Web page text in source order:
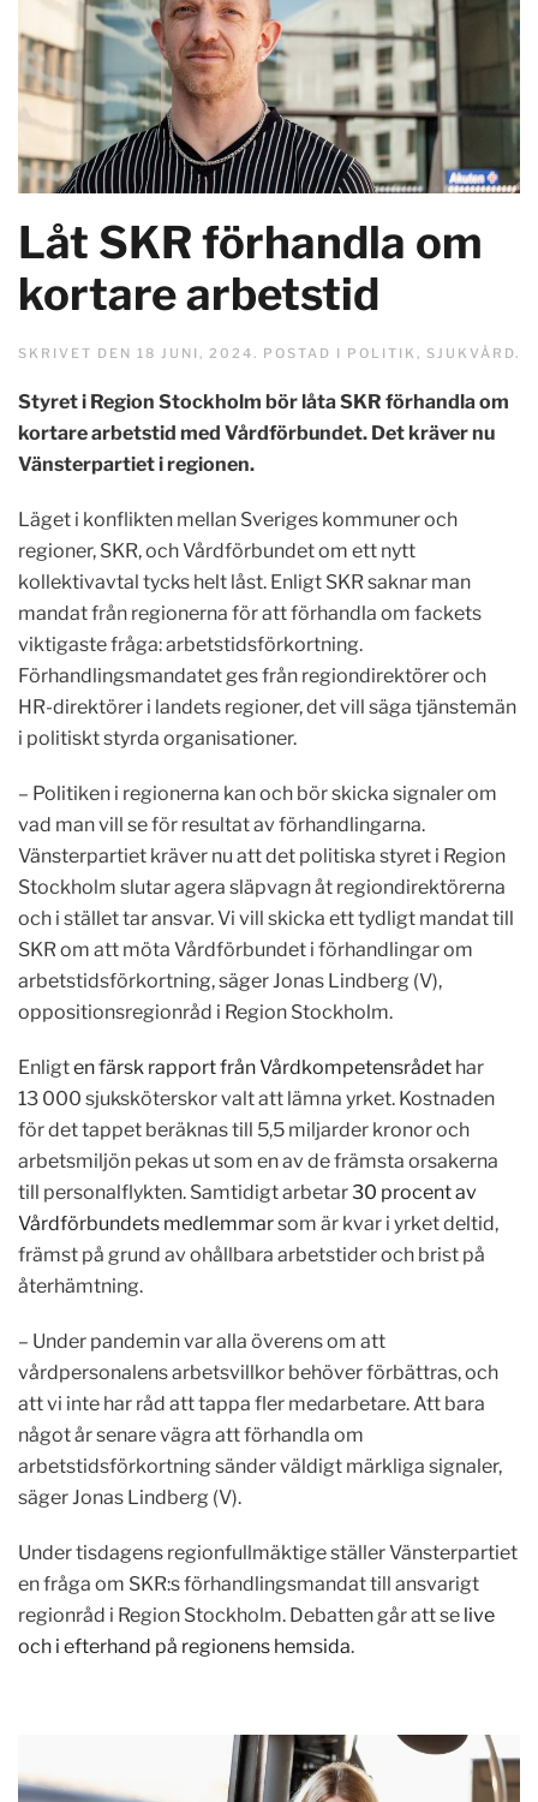
Låt SKR förhandla om
kortare arbetstid
SKRIVET DEN 18 JUNI, 2024. POSTAD I POLITIK , SJUKVÅRD.
Styret i Region Stockholm bör låta SKR förhandla om
kortare arbetstid med Vårdförbundet. Det kräver nu
Vänsterpartiet i regionen.
Läget i konflikten mellan Sveriges kommuner och
regioner, SKR, och Vårdförbundet om ett nytt
kollektivavtal tycks helt låst. Enligt SKR saknar man
mandat från regionerna för att förhandla om fackets
viktigaste fråga: arbetstidsförkortning.
Förhandlingsmandatet ges från regiondirektörer och
HR-direktörer i landets regioner, det vill säga tjänstemän
i politiskt styrda organisationer.
– Politiken i regionerna kan och bör skicka signaler om
vad man vill se för resultat av förhandlingarna.
Vänsterpartiet kräver nu att det politiska styret i Region
Stockholm slutar agera släpvagn åt regiondirektörerna
och i stället tar ansvar. Vi vill skicka ett tydligt mandat till
SKR om att möta Vårdförbundet i förhandlingar om
arbetstidsförkortning, säger Jonas Lindberg (V),
oppositionsregionråd i Region Stockholm.
Enligten färsk rapport från Vårdkompetensrådet har
13 000 sjuksköterskor valt att lämna yrket. Kostnaden
för det tappet beräknas till 5,5 miljarder kronor och
arbetsmiljön pekas ut som en av de främsta orsakerna
till personalflykten. Samtidigt arbetar30 procent av
Vårdförbundets medlemmarsom är kvar i yrket deltid,
främst på grund av ohållbara arbetstider och brist på
återhämtning.
– Under pandemin var alla överens om att
vårdpersonalens arbetsvillkor behöver förbättras, och
att vi inte har råd att tappa fler medarbetare. Att bara
något år senare vägra att förhandla om
arbetstidsförkortning sänder väldigt märkliga signaler,
säger Jonas Lindberg (V).
Under tisdagens regionfullmäktige ställer Vänsterpartiet
en fråga om SKR:s förhandlingsmandat till ansvarigt
regionråd i Region Stockholm. Debatten går att se live
och i efterhand på regionens hemsida.